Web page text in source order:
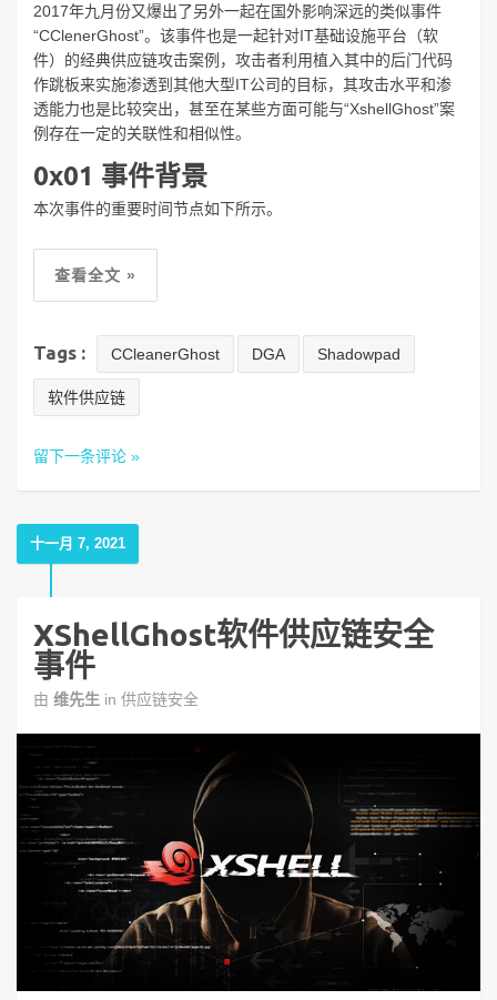
2017年九月份又爆出了另外一起在国外影响深远的类似事件
“CClenerGhost”。该事件也是一起针对IT基础设施平台（软
件）的经典供应链攻击案例，攻击者利用植入其中的后门代码
作跳板来实施渗透到其他大型IT公司的目标，其攻击水平和渗
透能力也是比较突出，甚至在某些方面可能与“XshellGhost”案
例存在一定的关联性和相似性。
0x01 事件背景
本次事件的重要时间节点如下所示。
查看全文 »
Tags : CCleanerGhost DGA Shadowpad
软件供应链
留下一条评论 »
十一月 7, 2021
XShellGhost软件供应链安全
事件
由 维先生 in 供应链安全